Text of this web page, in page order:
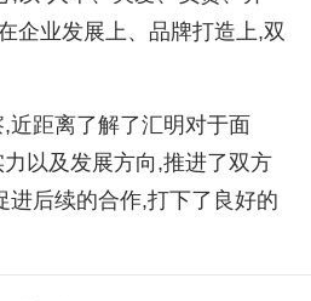
企业发展上、品牌打造上,双
近距离了解了汇明对于面
以及发展方向,推进了双方
进后续的合作,打下了良好的